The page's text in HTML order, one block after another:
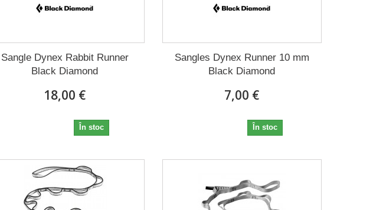
Sangle Dynex Rabbit Runner
Black Diamond
18,00 €
În stoc
Sangles Dynex Runner 10 mm
Black Diamond
7,00 €
În stoc